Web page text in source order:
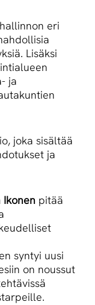
eri
Lisäksi
ja
joka sisältää
ja
Ikonen pitää
syntyi uusi
on noussut